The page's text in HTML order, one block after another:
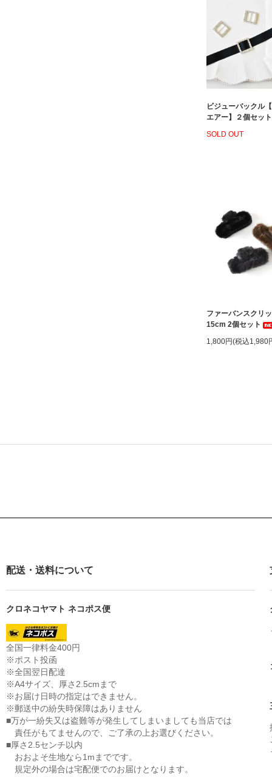
ビジューバックル
エアー】２個セット
SOLD OUT
ファーバンスク
15cm 2個セット
1,800円(税込1,980
配送・送料について
クロネコヤマト ネコポス便
全国一律料金400円
※ポスト投函
※全国翌日配達
※A4サイズ、厚さ2.5cmまで
※お届け日時の指定はできません。
※郵送中の紛失時保障はありません
■万が一紛失又は盗難等が発生してしまいましても当店では
責任がもてませんので、ご了承の上お選びください。
■厚さ2.5センチ以内
おおよそ生地なら1mまでです。
規定外の場合は宅配便でのお届けとなります。